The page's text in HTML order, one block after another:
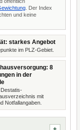
. Der Index
und keine
starkes Angebot
im PLZ-Gebiet.
8
in der
mit
Notfallangaben.